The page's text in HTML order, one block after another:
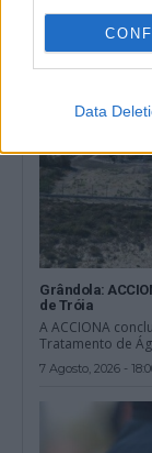
Data
Grândola:
de Tróia
A ACCIONA
Tratamento de
7 Agosto, 2026 -